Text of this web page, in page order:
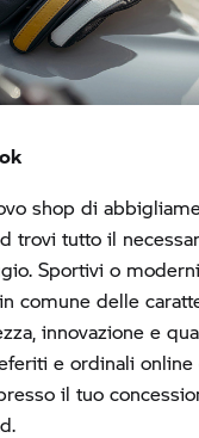
shop di
trovi tutto il
Sportivi o
comune delle
innovazione e
e ordinali
il tuo